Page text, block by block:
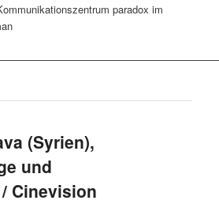
paradox im
(Syrien),
und
Cinevision